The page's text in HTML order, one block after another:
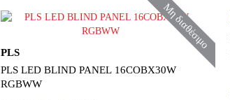
Μη διαθέσιμο
PLS
PLS LED BLIND PANEL 16COBX30W
RGBWW